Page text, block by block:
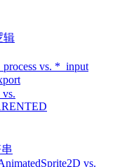
辑
vs. *_input
vs.
vs.